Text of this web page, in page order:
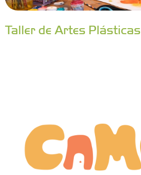
Taller de Artes Plásticas